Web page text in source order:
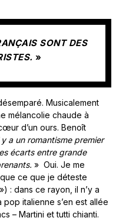
SONT DES
»
Musicalement
mélancolie chaude à
d’un ours. Benoît
y a un romantisme premier
écarts entre grande
» Oui. Je me
ce que je déteste
: dans ce rayon, il n’y a
italienne s’en est allée
– Martini et tutti chianti.